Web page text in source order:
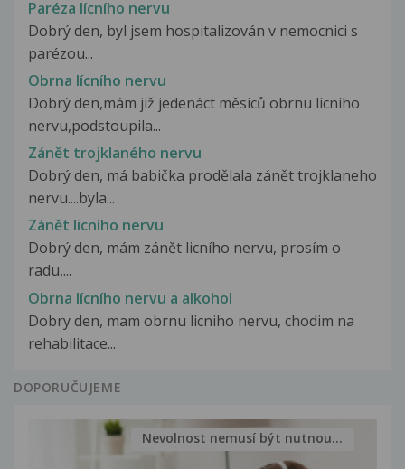
Paréza lícního nervu
Dobrý den, byl jsem hospitalizován v nemocnici s
parézou...
Obrna lícního nervu
Dobrý den,mám již jedenáct měsíců obrnu lícního
nervu,podstoupila...
Zánět trojklaného nervu
Dobrý den, má babička prodělala zánět trojklaneho
nervu....byla...
Zánět licního nervu
Dobrý den, mám zánět licního nervu, prosím o
radu,...
Obrna lícního nervu a alkohol
Dobry den, mam obrnu licniho nervu, chodim na
rehabilitace...
DOPORUČUJEME
Nevolnost nemusí být nutnou...